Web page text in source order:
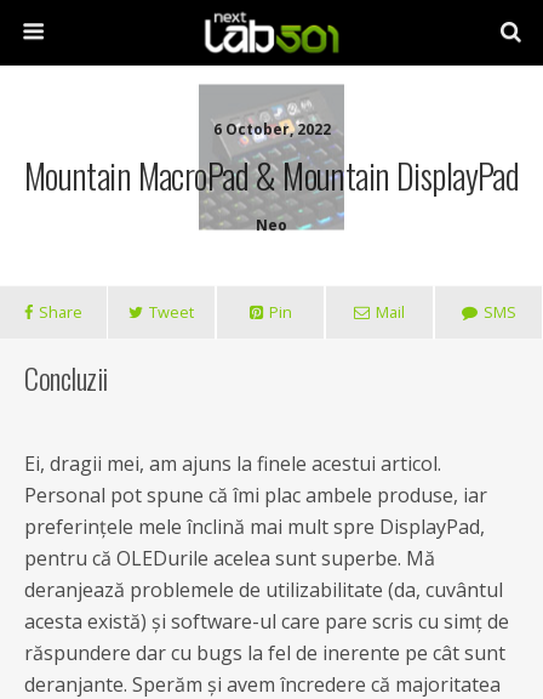
6 October, 2022
Mountain MacroPad & Mountain DisplayPad
Neo
Share Tweet Pin Mail SMS
Concluzii
Ei, dragii mei, am ajuns la finele acestui articol.
Personal pot spune că îmi plac ambele produse, iar
preferințele mele înclină mai mult spre DisplayPad,
pentru că OLEDurile acelea sunt superbe. Mă
deranjează problemele de utilizabilitate (da, cuvântul
acesta există) și software-ul care pare scris cu simț de
răspundere dar cu bugs la fel de inerente pe cât sunt
deranjante. Sperăm și avem încredere că majoritatea